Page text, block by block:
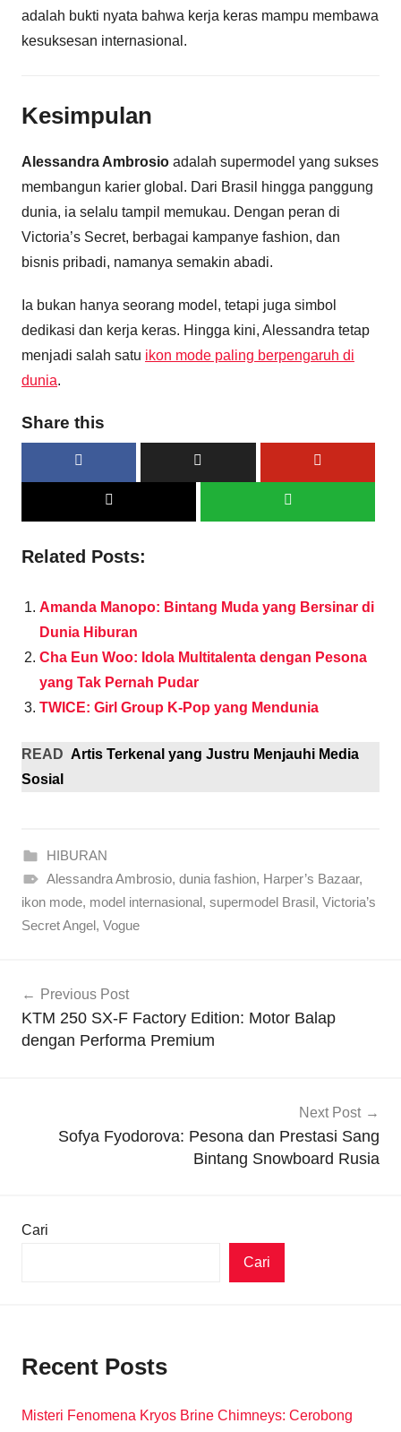
adalah bukti nyata bahwa kerja keras mampu membawa
kesuksesan internasional.
Kesimpulan
Alessandra Ambrosio adalah supermodel yang sukses
membangun karier global. Dari Brasil hingga panggung
dunia, ia selalu tampil memukau. Dengan peran di
Victoria’s Secret, berbagai kampanye fashion, dan
bisnis pribadi, namanya semakin abadi.
Ia bukan hanya seorang model, tetapi juga simbol
dedikasi dan kerja keras. Hingga kini, Alessandra tetap
menjadi salah satu ikon mode paling berpengaruh di
dunia.
Share this
Related Posts:
Amanda Manopo: Bintang Muda yang Bersinar di
Dunia Hiburan
Cha Eun Woo: Idola Multitalenta dengan Pesona
yang Tak Pernah Pudar
TWICE: Girl Group K-Pop yang Mendunia
READ Artis Terkenal yang Justru Menjauhi Media
Sosial
HIBURAN
Alessandra Ambrosio, dunia fashion, Harper’s Bazaar,
ikon mode, model internasional, supermodel Brasil, Victoria’s
Secret Angel, Vogue
pos
Previous Post
KTM 250 SX-F Factory Edition: Motor Balap
dengan Performa Premium
Next Post
Sofya Fyodorova: Pesona dan Prestasi Sang
Bintang Snowboard Rusia
Cari
Cari
Recent Posts
Misteri Fenomena Kryos Brine Chimneys: Cerobong